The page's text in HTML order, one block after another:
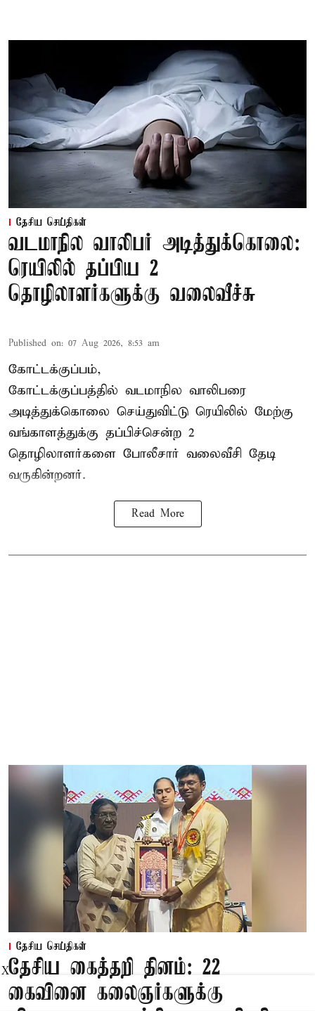
தேசிய செய்திகள்
வடமாநில வாலிபர் அடித்துக்கொலை:
ரெயிலில் தப்பிய 2
தொழிலாளர்களுக்கு வலைவீச்சு
Published on: 07 Aug 2026, 8:53 am
கோட்டக்குப்பம்,
கோட்டக்குப்பத்தில் வடமாநில வாலிபரை
அடித்துக்கொலை செய்துவிட்டு ரெயிலில் மேற்கு
வங்காளத்துக்கு தப்பிச்சென்ற 2
தொழிலாளர்களை போலீசார் வலைவீசி தேடி
வருகின்றனர்.
Read More
தேசிய செய்திகள்
தேசிய கைத்தறி தினம்: 22
கைவினை கலைஞர்களுக்கு
X